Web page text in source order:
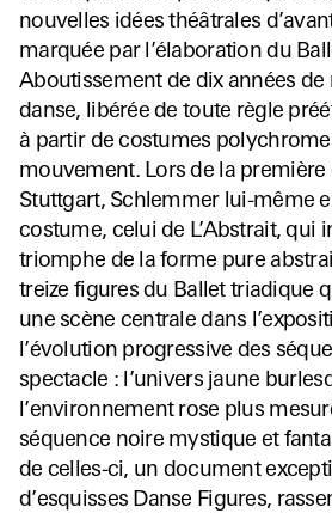
nouvelles idées théâtrales
marquée par l’élaboration du
Aboutissement de dix années de
danse, libérée de toute règle
à partir de costumes
mouvement. Lors de la première
Stuttgart, Schlemmer lui-même
costume, celui de L’Abstrait, qui
triomphe de la forme pure
treize figures du Ballet triadique
une scène centrale dans
l’évolution progressive des
spectacle : l’univers jaune
l’environnement rose plus
séquence noire mystique et
de celles-ci, un document
d’esquisses Danse Figures,